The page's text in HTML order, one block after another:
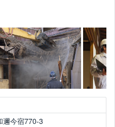
邇今宿770-3